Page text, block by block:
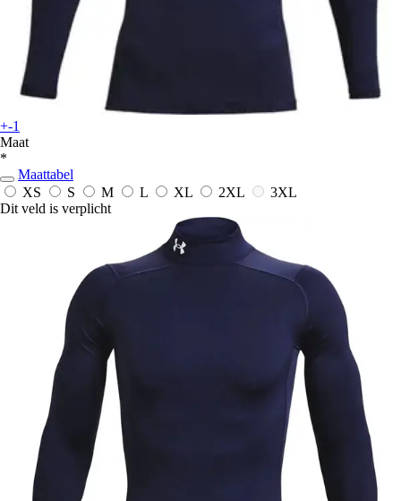
+-1
Maat
*
Maattabel
XS
S M L XL 2XL
3XL
Dit veld is verplicht